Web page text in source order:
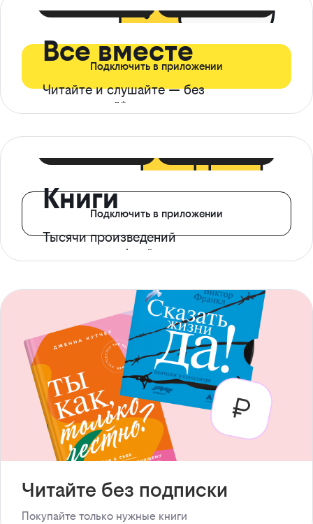
Все вместе
Читайте и слушайте — без
ограничений*
Подключить в приложении
Книги
Тысячи произведений
с доступом офлайн
Подключить в приложении
Читайте без подписки
Покупайте только нужные книги